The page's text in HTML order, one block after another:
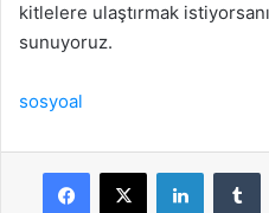
kitlelere ulaştırmak
sunuyoruz.
sosyoal
Facebook
X LinkedIn